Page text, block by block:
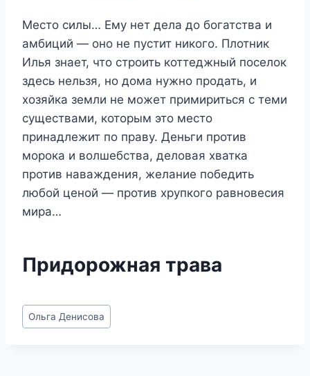
Место силы… Ему нет дела до богатства и
амбиций — оно не пустит никого. Плотник
Илья знает, что строить коттеджный поселок
здесь нельзя, но дома нужно продать, и
хозяйка земли не может примириться с теми
существами, которым это место
принадлежит по праву. Деньги против
морока и волшебства, деловая хватка
против наваждения, желание победить
любой ценой — против хрупкого равновесия
мира…
Придорожная трава
Метки
записи:
Ольга Денисова